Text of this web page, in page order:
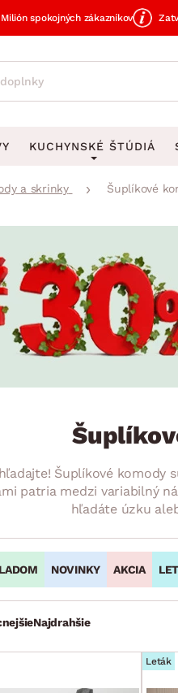
Milión spokojných zákazníkov
DEKORÁCIE
Obrazy
Zrkadlá
Hodiny
Vázy
Zobrazit vše
KUCHYNSKÉ ŠTÚDIÁ
a skrinky Šuplíkové
Šuplíkové
patria medzi variabilný
hľadáte úzku
NOVINKY AKCIA
Najdrahšie
Leták